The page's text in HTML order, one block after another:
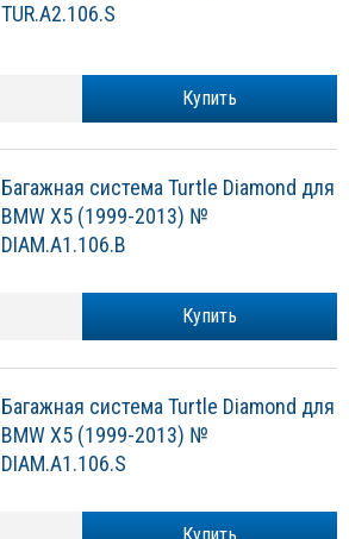
TUR.A2.106.S
Купить
Багажная система Turtle Diamond для
BMW X5 (1999-2013) №
DIAM.A1.106.B
Купить
Багажная система Turtle Diamond для
BMW X5 (1999-2013) №
DIAM.A1.106.S